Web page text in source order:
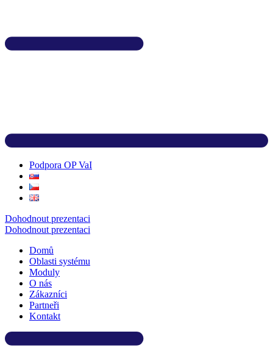
Podpora OP VaI
Dohodnout prezentaci
Dohodnout prezentaci
Domů
Oblasti systému
Moduly
O nás
Zákazníci
Partneři
Kontakt